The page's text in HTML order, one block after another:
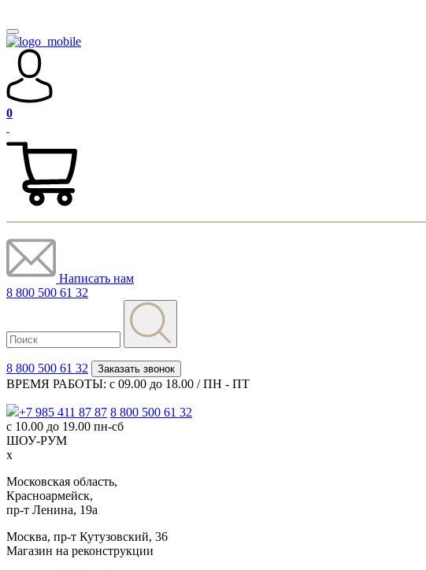
0
Написать нам
8 800 500 61 32
8 800 500 61 32 Заказать звонок
ВРЕМЯ РАБОТЫ: с 09.00 до 18.00 / ПН - ПТ
+7 985 411 87 87 8 800 500 61 32
с 10.00 до 19.00 пн-сб
ШОУ-РУМ
x
Московская область,
Красноармейск,
пр-т Ленина, 19а
Москва, пр-т Кутузовский, 36
Магазин на реконструкции